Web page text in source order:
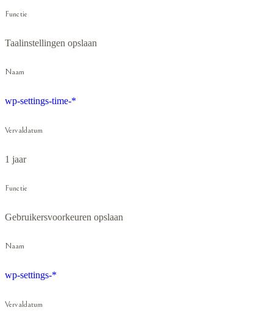
Functie
Taalinstellingen opslaan
Naam
wp-settings-time-*
Vervaldatum
1 jaar
Functie
Gebruikersvoorkeuren opslaan
Naam
wp-settings-*
Vervaldatum